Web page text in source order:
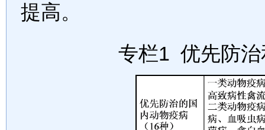
提高。
专栏1 优先防治